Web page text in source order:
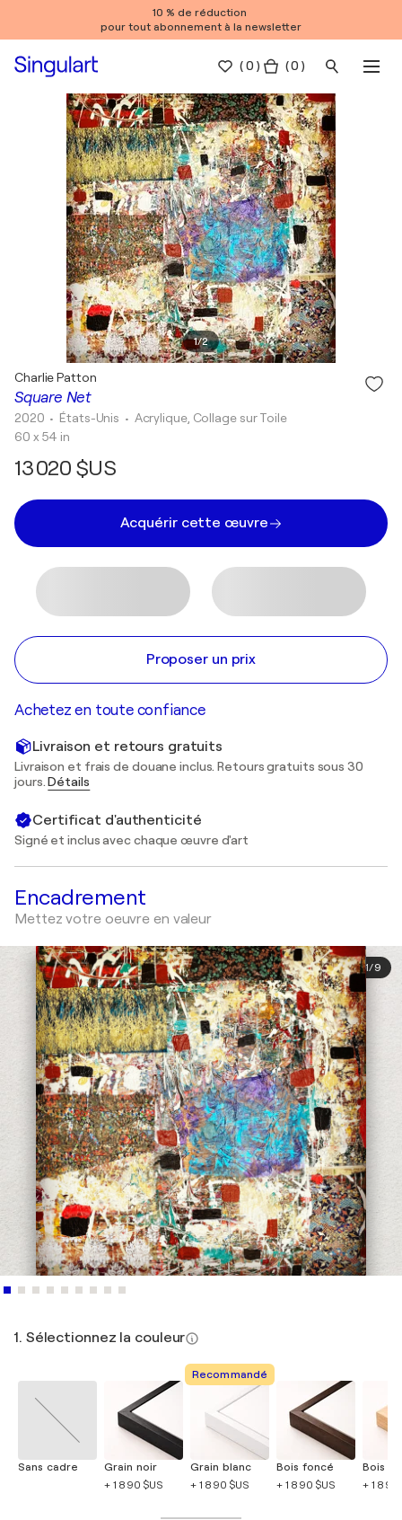
10 % de réduction
pour tout abonnement à la newsletter
(0 ) ( 0 )
1/2
Square Net
Charlie Patton
2020 • États-Unis • Acrylique, Collage sur Toile
60 x 54 in
13 020 $US
Acquérir cette œuvre
Proposer un prix
Achetez en toute confiance
Livraison et retours gratuits
Livraison et frais de douane inclus. Retours gratuits sous 30
jours.Détails
Certificat d'authenticité
Signé et inclus avec chaque œuvre d'art
Encadrement
Mettez votre oeuvre en valeur
1/9
1. Sélectionnez la couleur
Sans cadre
Grain noir
+ 1 890 $US
Recommandé
Grain blanc
+ 1 890 $US
Bois foncé
+ 1 890 $US
Bois
+ 1 890